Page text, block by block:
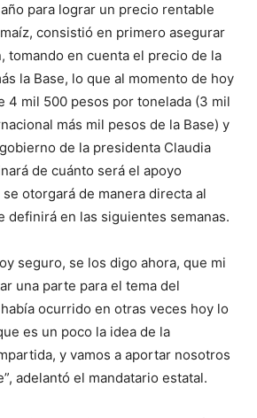
para lograr un precio rentable
consistió en primero asegurar
tomando en cuenta el precio de la
la Base, lo que al momento de hoy
4 mil 500 pesos por tonelada (3 mil
más mil pesos de la Base) y
de la presidenta Claudia
de cuánto será el apoyo
otorgará de manera directa al
definirá en las siguientes semanas.
seguro, se los digo ahora, que mi
una parte para el tema del
ocurrido en otras veces hoy lo
es un poco la idea de la
y vamos a aportar nosotros
adelantó el mandatario estatal.